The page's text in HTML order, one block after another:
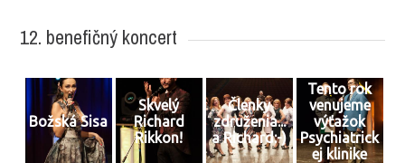
12. benefičný koncert
Božská Sisa
Skvelý
Richard
Rikkon!
Členky
združenia...
a Richard:-)
Tento rok
venujeme
výťažok
Psychiatrick
ej klinike